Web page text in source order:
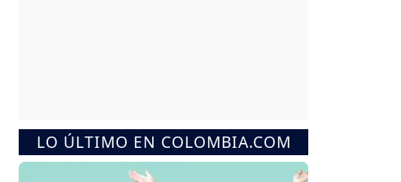
LO ÚLTIMO EN COLOMBIA.COM